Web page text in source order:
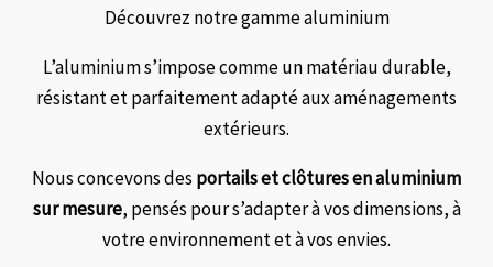
Découvrez notre gamme aluminium
L’aluminium s’impose comme un matériau durable,
résistant et parfaitement adapté aux aménagements
extérieurs.
Nous concevons des portails et clôtures en aluminium
sur mesure, pensés pour s’adapter à vos dimensions, à
votre environnement et à vos envies.